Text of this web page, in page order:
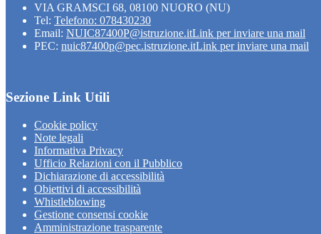
VIA GRAMSCI 68, 08100 NUORO (NU)
Tel: Telefono: 078430230
Email: NUIC87400P@istruzione.itLink per inviare una mail
PEC: nuic87400p@pec.istruzione.itLink per inviare una mail
Sezione Link Utili
Cookie policy
Note legali
Informativa Privacy
Ufficio Relazioni con il Pubblico
Dichiarazione di accessibilità
Obiettivi di accessibilità
Whistleblowing
Gestione consensi cookie
Amministrazione trasparente